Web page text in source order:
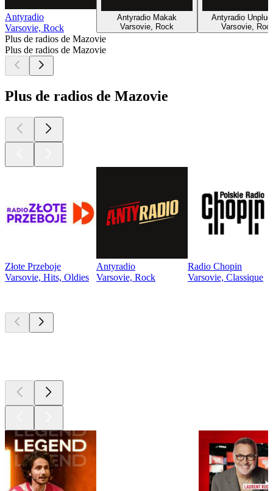
Antyradio
Varsovie, Rock
Antyradio Makak
Varsovie, Rock
Antyradio
Varsovie,
Plus de radios de Mazovie
Plus de radios de Mazovie
Plus de radios de Mazovie
Złote Przeboje
Varsovie, Hits, Oldies
Antyradio
Varsovie, Rock
Radio Chopin
Varsovie, Classique